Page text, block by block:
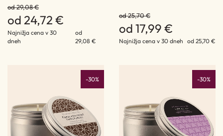
od 29,08 €
od 24,72 €
Najnižja cena v 30
dneh
od
29,08 €
od 25,70 €
od 17,99 €
Najnižja cena v 30 dneh od 25,70 €
-30% -30%